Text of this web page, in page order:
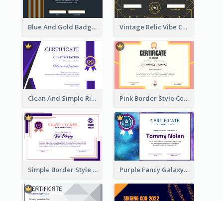
Blue And Gold Badge Appreciation Certificate Vintage Relic Vibe Certificate Design Template
Clean And Simple Ribbon Certificate Design Ideas Pink Border Style Certificate Design Template
Simple Border Style Certificate Design Template Purple Fancy Galaxy Certificate